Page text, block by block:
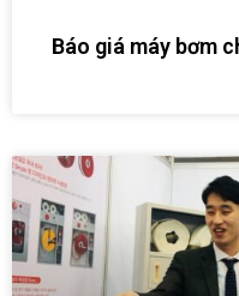
Báo giá máy bơm